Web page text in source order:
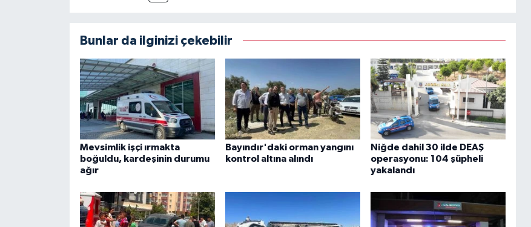
Bunlar da ilginizi çekebilir
Mevsimlik işçi ırmakta
boğuldu, kardeşinin durumu
ağır
Bayındır'daki orman yangını
kontrol altına alındı
Niğde dahil 30 ilde DEAŞ
operasyonu: 104 şüpheli
yakalandı